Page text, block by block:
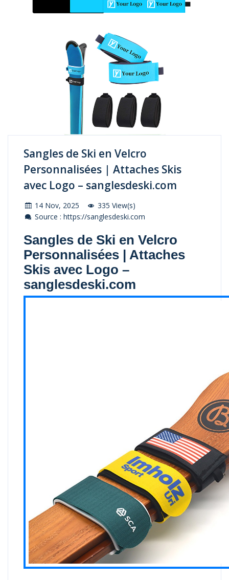
Sangles de Ski en Velcro
Personnalisées | Attaches Skis
avec Logo – sanglesdeski.com
14 Nov, 2025
335 View(s)
Source : https://sanglesdeski.com
Sangles de Ski en Velcro
Personnalisées | Attaches
Skis avec Logo –
sanglesdeski.com